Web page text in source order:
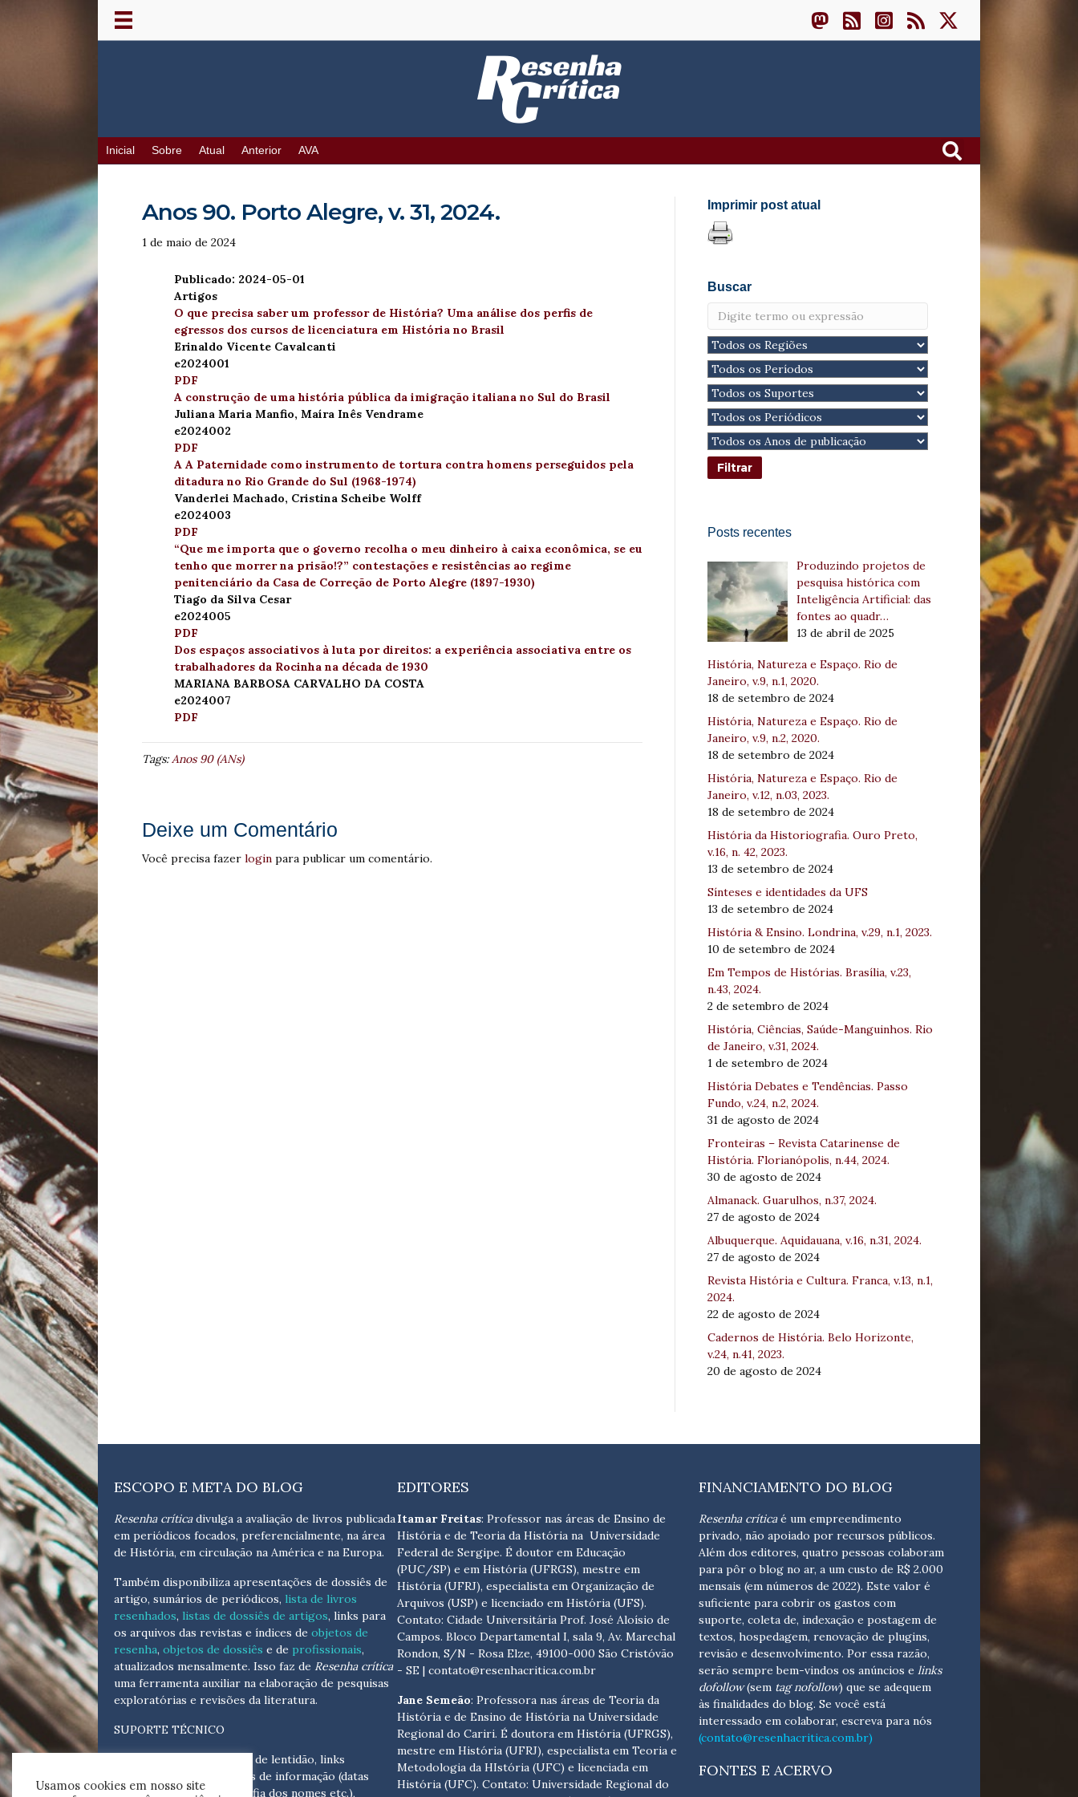
Inicial Sobre Atual Anterior AVA
Anos 90. Porto Alegre, v. 31, 2024.
1 de maio de 2024
Publicado: 2024-05-01
Artigos
O que precisa saber um professor de História? Uma análise dos perfis de
egressos dos cursos de licenciatura em História no Brasil
Erinaldo Vicente Cavalcanti
e2024001
PDF
A construção de uma história pública da imigração italiana no Sul do Brasil
Juliana Maria Manfio, Maíra Inês Vendrame
e2024002
PDF
A A Paternidade como instrumento de tortura contra homens perseguidos pela
ditadura no Rio Grande do Sul (1968-1974)
Vanderlei Machado, Cristina Scheibe Wolff
e2024003
PDF
“Que me importa que o governo recolha o meu dinheiro à caixa econômica, se eu
tenho que morrer na prisão!?” contestações e resistências ao regime
penitenciário da Casa de Correção de Porto Alegre (1897-1930)
Tiago da Silva Cesar
e2024005
PDF
Dos espaços associativos à luta por direitos: a experiência associativa entre os
trabalhadores da Rocinha na década de 1930
MARIANA BARBOSA CARVALHO DA COSTA
e2024007
PDF
Tags:Anos 90 (ANs)
Deixe um Comentário
Você precisa fazer login para publicar um comentário.
Imprimir post atual
Buscar
Posts recentes
Produzindo projetos de
pesquisa histórica com
Inteligência Artificial: das
fontes ao quadr…
13 de abril de 2025
História, Natureza e Espaço. Rio de
Janeiro, v.9, n.1, 2020.
18 de setembro de 2024
História, Natureza e Espaço. Rio de
Janeiro, v.9, n.2, 2020.
18 de setembro de 2024
História, Natureza e Espaço. Rio de
Janeiro, v.12, n.03, 2023.
18 de setembro de 2024
História da Historiografia. Ouro Preto,
v.16, n. 42, 2023.
13 de setembro de 2024
Sínteses e identidades da UFS
13 de setembro de 2024
História & Ensino. Londrina, v.29, n.1, 2023.
10 de setembro de 2024
Em Tempos de Histórias. Brasília, v.23,
n.43, 2024.
2 de setembro de 2024
História, Ciências, Saúde-Manguinhos. Rio
de Janeiro, v.31, 2024.
1 de setembro de 2024
História Debates e Tendências. Passo
Fundo, v.24, n.2, 2024.
31 de agosto de 2024
Fronteiras – Revista Catarinense de
História. Florianópolis, n.44, 2024.
30 de agosto de 2024
Almanack. Guarulhos, n.37, 2024.
27 de agosto de 2024
Albuquerque. Aquidauana, v.16, n.31, 2024.
27 de agosto de 2024
Revista História e Cultura. Franca, v.13, n.1,
2024.
22 de agosto de 2024
Cadernos de História. Belo Horizonte,
v.24, n.41, 2023.
20 de agosto de 2024
ESCOPO E META DO BLOG
Resenha críticadivulga a avaliação de livros publicada
em periódicos focados, preferencialmente, na área
de História, em circulação na América e na Europa.
Também disponibiliza apresentações de dossiês de
artigo, sumários de periódicos, lista de livros
resenhados, listas de dossiês de artigos, links para
os arquivos das revistas e índices de objetos de
resenha, objetos de dossiês e de profissionais,
atualizados mensalmente. Isso faz de Resenha crítica
uma ferramenta auxiliar na elaboração de pesquisas
exploratórias e revisões da literatura.
SUPORTE TÉCNICO
Para eventuais problemas de lentidão, links
quebrados, senhas e erros de informação (datas
tópicas, cronológicas, grafia dos nomes etc.),
EDITORES
Itamar Freitas: Professor nas áreas de Ensino de
História e de Teoria da História na Universidade
Federal de Sergipe. É doutor em Educação
(PUC/SP) e em História (UFRGS), mestre em
História (UFRJ), especialista em Organização de
Arquivos (USP) e licenciado em História (UFS).
Contato:Cidade Universitária Prof. José Aloísio de
Campos. Bloco Departamental I, sala 9, Av. Marechal
Rondon, S/N - Rosa Elze, 49100-000 São Cristóvão
- SE| contato@resenhacritica.com.br
Jane Semeão: Professora nas áreas de Teoria da
História e de Ensino de História na Universidade
Regional do Cariri. É doutora em História (UFRGS),
mestre em História (UFRJ), especialista em Teoria e
Metodologia da HIstória (UFC) e licenciada em
História (UFC). Contato:Universidade Regional do
FINANCIAMENTO DO BLOG
Resenha críticaé um empreendimento
privado, não apoiado por recursos públicos.
Além dos editores, quatro pessoas colaboram
para pôr o blog no ar, a um custo de R$ 2.000
mensais (em números de 2022). Este valor é
suficiente para cobrir os gastos com
suporte, coleta de, indexação e postagem de
textos, hospedagem, renovação de plugins,
revisão e desenvolvimento. Por essa razão,
serão sempre bem-vindos os anúncios e links
dofollow(sem tag nofollow) que se adequem
às finalidades do blog. Se você está
interessado em colaborar, escreva para nós
(contato@resenhacritica.com.br)
FONTES E ACERVO
Usamos cookies em nosso site